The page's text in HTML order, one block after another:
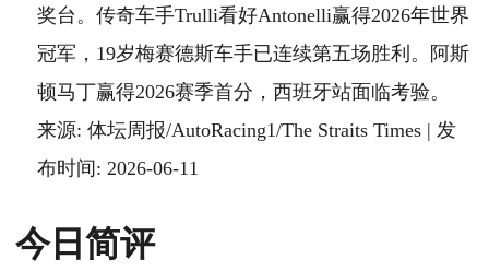
奖台。传奇车手Trulli看好Antonelli赢得2026年世界
冠军，19岁梅赛德斯车手已连续第五场胜利。阿斯
顿马丁赢得2026赛季首分，西班牙站面临考验。
来源: 体坛周报/AutoRacing1/The Straits Times | 发
布时间: 2026-06-11
今日简评